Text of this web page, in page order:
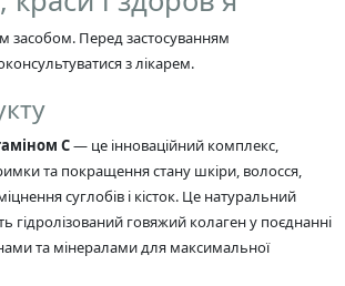
засобом. Перед застосуванням
з лікарем.
C— це інноваційний комплекс,
та покращення стану шкіри, волосся,
суглобів і кісток. Це натуральний
гідролізований говяжий колаген у поєднанні
та мінералами для максимальної